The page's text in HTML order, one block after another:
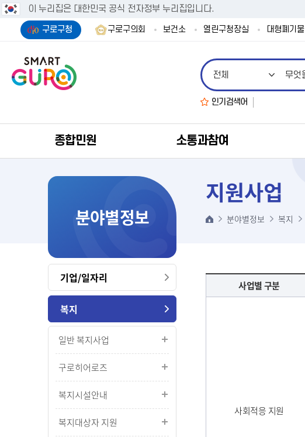
이 누리집은 대한민국 공식 전자정부 누리집입니다.
구로구청 구로구의회 보건소 열린구청장실 대형폐기물
인기검색어
종합민원 소통과참여
분야별정보
기업/일자리
복지
일반 복지사업
구로히어로즈
복지시설안내
복지대상자 지원
지원사업
분야별정보 복지
사업별 구분
사회적응 지원